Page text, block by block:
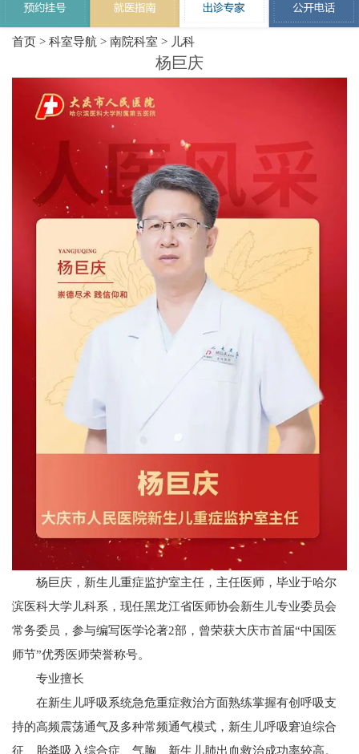
首页 >科室导航 >南院科室 > 儿科
杨巨庆
杨巨庆，新生儿重症监护室主任，主任医师，毕业于哈尔
滨医科大学儿科系，现任黑龙江省医师协会新生儿专业委员会
常务委员，参与编写医学论著2部，曾荣获大庆市首届“中国医
师节”优秀医师荣誉称号。
专业擅长
在新生儿呼吸系统急危重症救治方面熟练掌握有创呼吸支
持的高频震荡通气及多种常频通气模式，新生儿呼吸窘迫综合
征、胎粪吸入综合症、气胸、新生儿肺出血救治成功率较高。